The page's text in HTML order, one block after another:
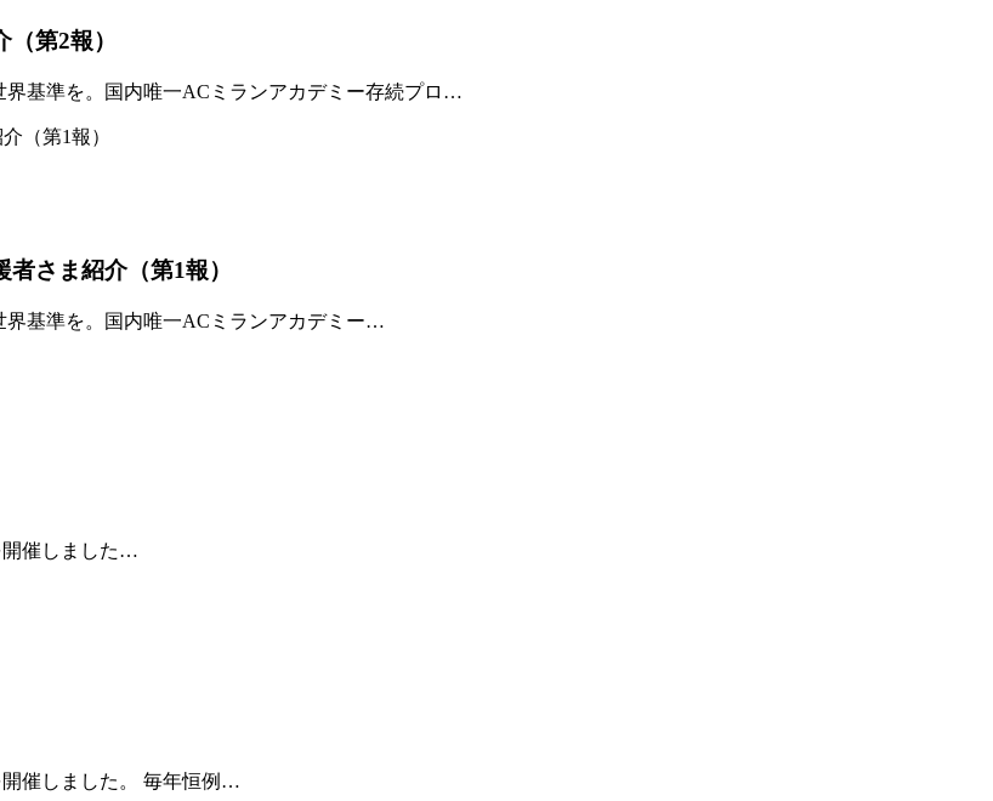
第2報）
界基準を。国内唯一ACミランアカデミー存続プロ…
さま紹介（第1報）
界基準を。国内唯一ACミランアカデミー…
開催しました…
開催しました。 毎年恒例…